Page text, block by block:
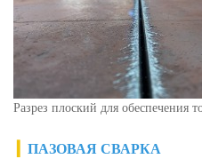
Разрез плоский для обеспечения
ПАЗОВАЯ СВАРКА